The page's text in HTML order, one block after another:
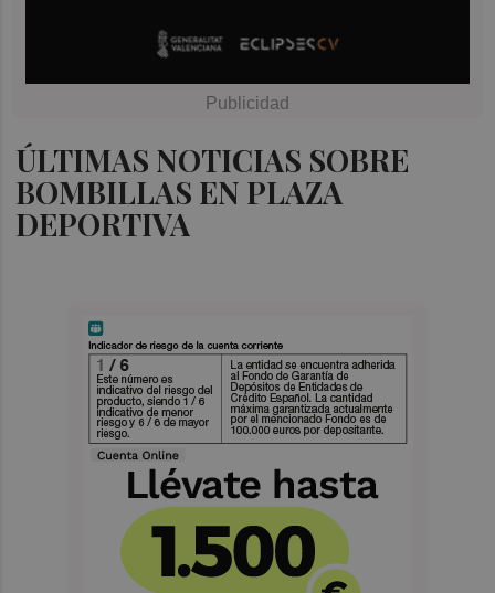
ÚLTIMAS NOTICIAS SOBRE
BOMBILLAS EN PLAZA
DEPORTIVA